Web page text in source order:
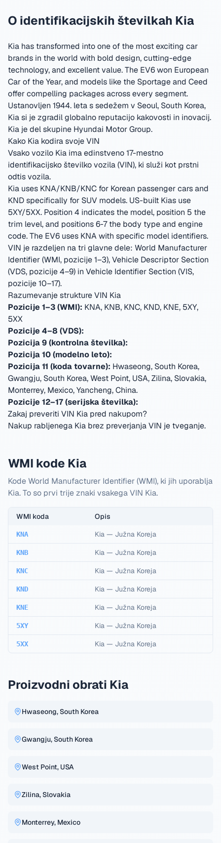
O identifikacijskih številkah Kia
Kia has transformed into one of the most exciting car
brands in the world with bold design, cutting-edge
technology, and excellent value. The EV6 won European
Car of the Year, and models like the Sportage and Ceed
offer compelling packages across every segment.
Ustanovljen 1944. leta s sedežem v Seoul, South Korea,
Kia si je zgradil globalno reputacijo kakovosti in inovacij.
Kia je del skupine Hyundai Motor Group.
Kako Kia kodira svoje VIN
Vsako vozilo Kia ima edinstveno 17-mestno
identifikacijsko številko vozila (VIN), ki služi kot prstni
odtis vozila.
Kia uses KNA/KNB/KNC for Korean passenger cars and
KND specifically for SUV models. US-built Kias use
5XY/5XX. Position 4 indicates the model, position 5 the
trim level, and positions 6-7 the body type and engine
code. The EV6 uses KNA with specific model identifiers.
VIN je razdeljen na tri glavne dele: World Manufacturer
Identifier (WMI, pozicije 1–3), Vehicle Descriptor Section
(VDS, pozicije 4–9) in Vehicle Identifier Section (VIS,
pozicije 10–17).
Razumevanje strukture VIN Kia
Pozicije 1–3 (WMI): KNA, KNB, KNC, KND, KNE, 5XY,
5XX
Pozicije 4–8 (VDS):
Pozicija 9 (kontrolna številka):
Pozicija 10 (modelno leto):
Pozicija 11 (koda tovarne): Hwaseong, South Korea,
Gwangju, South Korea, West Point, USA, Zilina, Slovakia,
Monterrey, Mexico, Yancheng, China.
Pozicije 12–17 (serijska številka):
Zakaj preveriti VIN Kia pred nakupom?
Nakup rabljenega Kia brez preverjanja VIN je tveganje.
WMI kode Kia
Kode World Manufacturer Identifier (WMI), ki jih uporablja
Kia. To so prvi trije znaki vsakega VIN Kia.
WMI koda Opis
KNA Kia — Južna Koreja
KNB Kia — Južna Koreja
KNC Kia — Južna Koreja
KND Kia — Južna Koreja
KNE Kia — Južna Koreja
5XY Kia — Južna Koreja
5XX Kia — Južna Koreja
Proizvodni obrati Kia
Hwaseong, South Korea
Gwangju, South Korea
West Point, USA
Zilina, Slovakia
Monterrey, Mexico